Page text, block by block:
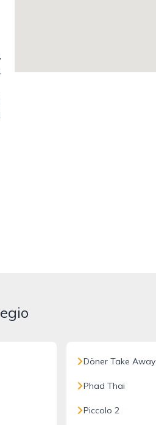
Döner Take Away
Phad Thai
Piccolo 2